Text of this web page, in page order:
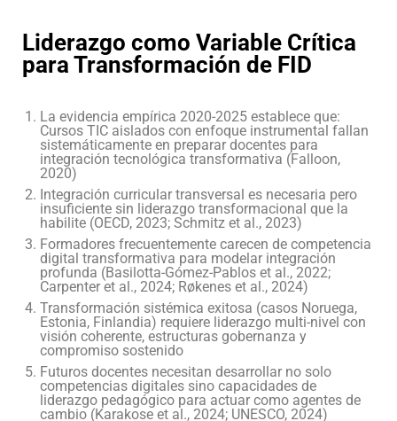
Liderazgo como Variable Crítica
para Transformación de FID
La evidencia empírica 2020-2025 establece que:
Cursos TIC aislados con enfoque instrumental fallan
sistemáticamente en preparar docentes para
integración tecnológica transformativa (Falloon,
2020)
Integración curricular transversal es necesaria pero
insuficiente sin liderazgo transformacional que la
habilite (OECD, 2023; Schmitz et al., 2023)
Formadores frecuentemente carecen de competencia
digital transformativa para modelar integración
profunda (Basilotta-Gómez-Pablos et al., 2022;
Carpenter et al., 2024; Røkenes et al., 2024)
Transformación sistémica exitosa (casos Noruega,
Estonia, Finlandia) requiere liderazgo multi-nivel con
visión coherente, estructuras gobernanza y
compromiso sostenido
Futuros docentes necesitan desarrollar no solo
competencias digitales sino capacidades de
liderazgo pedagógico para actuar como agentes de
cambio (Karakose et al., 2024; UNESCO, 2024)